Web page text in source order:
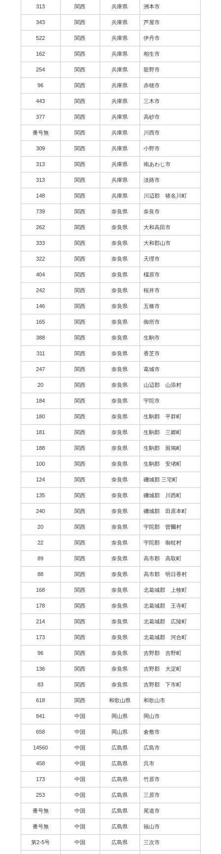
313 関西 兵庫県 洲本市
343 関西 兵庫県 芦屋市
522 関西 兵庫県 伊丹市
162 関西 兵庫県 相生市
254 関西 兵庫県 龍野市
96 関西 兵庫県 赤穂市
443 関西 兵庫県 三木市
377 関西 兵庫県 高砂市
番号無 関西 兵庫県 川西市
309 関西 兵庫県 小野市
313 関西 兵庫県 南あわじ市
313 関西 兵庫県 淡路市
148 関西 兵庫県 川辺郡 猪名川町
739 関西 奈良県 奈良市
262 関西 奈良県 大和高田市
333 関西 奈良県 大和郡山市
322 関西 奈良県 天理市
404 関西 奈良県 橿原市
242 関西 奈良県 桜井市
146 関西 奈良県 五條市
165 関西 奈良県 御所市
388 関西 奈良県 生駒市
311 関西 奈良県 香芝市
247 関西 奈良県 葛城市
20 関西 奈良県 山辺郡 山添村
184 関西 奈良県 宇陀市
180 関西 奈良県 生駒郡 平群町
181 関西 奈良県 生駒郡 三郷町
188 関西 奈良県 生駒郡 斑鳩町
100 関西 奈良県 生駒郡 安堵町
124 関西 奈良県 磯城郡 三宅町
135 関西 奈良県 磯城郡 川西町
240 関西 奈良県 磯城郡 田原本町
20 関西 奈良県 宇陀郡 曽爾村
22 関西 奈良県 宇陀郡 御杖村
89 関西 奈良県 高市郡 高取町
88 関西 奈良県 高市郡 明日香村
168 関西 奈良県 北葛城郡 上牧町
178 関西 奈良県 北葛城郡 王寺町
214 関西 奈良県 北葛城郡 広陵町
173 関西 奈良県 北葛城郡 河合町
96 関西 奈良県 吉野郡 吉野町
136 関西 奈良県 吉野郡 大淀町
83 関西 奈良県 吉野郡 下市町
618 関西 和歌山県 和歌山市
841 中国 岡山県 岡山市
658 中国 岡山県 倉敷市
14560 中国 広島県 広島市
458 中国 広島県 呉市
173 中国 広島県 竹原市
253 中国 広島県 三原市
番号無 中国 広島県 尾道市
番号無 中国 広島県 福山市
第2-5号 中国 広島県 三次市